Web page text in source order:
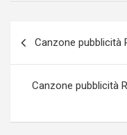
navigation
Canzone pubblicità
Canzone pubblicità